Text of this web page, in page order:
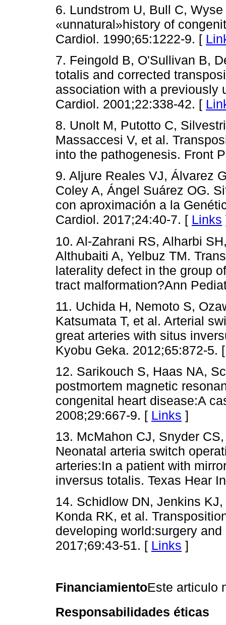
6. Lundstrom U, Bull C,
«unnatural»history of
Cardiol. 1990;65:1222-9. [
7. Feingold B, O'Sullivan B,
totalis and corrected
association with a previously
Cardiol. 2001;22:338-42. [
8. Unolt M, Putotto C,
Massaccesi V, et al.
into the pathogenesis. Front
9. Aljure Reales VJ, Álvarez
Coley A, Ángel Suárez OG.
con aproximación a la
Cardiol. 2017;24:40-7. [ Links
10. Al-Zahrani RS, Alharbi
Althubaiti A, Yelbuz TM.
laterality defect in the group
tract malformation?Ann
11. Uchida H, Nemoto S,
Katsumata T, et al. Arterial
great arteries with situs
Kyobu Geka. 2012;65:872-5.
12. Sarikouch S, Haas NA,
postmortem magnetic
congenital heart disease:A
2008;29:667-9. [ Links ]
13. McMahon CJ, Snyder
Neonatal arteria switch
arteries:In a patient with
inversus totalis. Texas Hear
14. Schidlow DN, Jenkins
Konda RK, et al.
developing world:surgery
2017;69:43-51. [ Links ]
FinanciamientoEste articulo
Responsabilidades éticas